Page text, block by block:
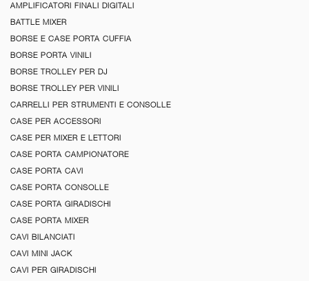
AMPLIFICATORI FINALI DIGITALI
BATTLE MIXER
BORSE E CASE PORTA CUFFIA
BORSE PORTA VINILI
BORSE TROLLEY PER DJ
BORSE TROLLEY PER VINILI
CARRELLI PER STRUMENTI E CONSOLLE
CASE PER ACCESSORI
CASE PER MIXER E LETTORI
CASE PORTA CAMPIONATORE
CASE PORTA CAVI
CASE PORTA CONSOLLE
CASE PORTA GIRADISCHI
CASE PORTA MIXER
CAVI BILANCIATI
CAVI MINI JACK
CAVI PER GIRADISCHI